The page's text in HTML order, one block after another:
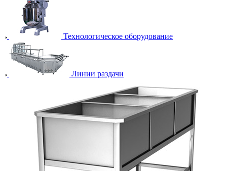
Технологическое оборудование
Линии раздачи